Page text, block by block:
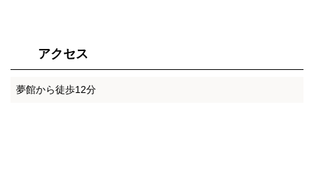
アクセス
夢館から徒歩12分